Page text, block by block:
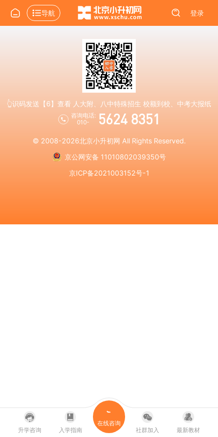
导航 登录
👆识码发送【6】查看 人大附、八中特殊招生 校额到校、中考大报纸
咨询电话:
010-
5624 8351
© 2008-2026北京小升初网 All Rights Reserved.
京公网安备 11010802039350号
京ICP备2021003152号-1
升学咨询 入学指南
在线咨询
社群加入
最新教材